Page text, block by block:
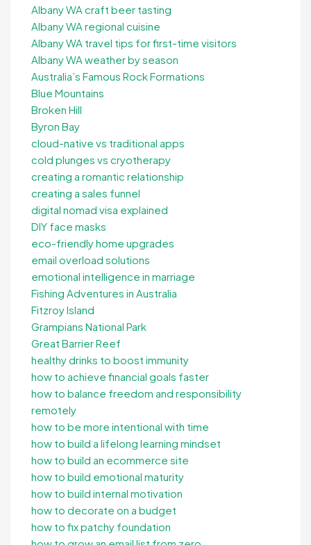
Albany WA craft beer tasting
Albany WA regional cuisine
Albany WA travel tips for first-time visitors
Albany WA weather by season
Australia’s Famous Rock Formations
Blue Mountains
Broken Hill
Byron Bay
cloud-native vs traditional apps
cold plunges vs cryotherapy
creating a romantic relationship
creating a sales funnel
digital nomad visa explained
DIY face masks
eco-friendly home upgrades
email overload solutions
emotional intelligence in marriage
Fishing Adventures in Australia
Fitzroy Island
Grampians National Park
Great Barrier Reef
healthy drinks to boost immunity
how to achieve financial goals faster
how to balance freedom and responsibility
remotely
how to be more intentional with time
how to build a lifelong learning mindset
how to build an ecommerce site
how to build emotional maturity
how to build internal motivation
how to decorate on a budget
how to fix patchy foundation